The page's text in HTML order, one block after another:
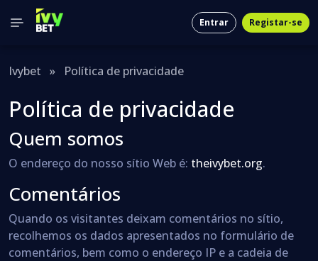
Entrar Registar-se
Ivybet » Política de privacidade
Política de privacidade
Quem somos
O endereço do nosso sítio Web é: theivybet.org.
Comentários
Quando os visitantes deixam comentários no sítio,
recolhemos os dados apresentados no formulário de
comentários, bem como o endereço IP e a cadeia de